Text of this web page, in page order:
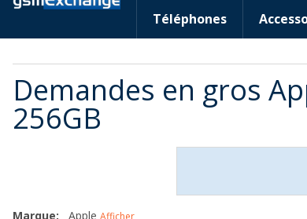
Téléphones
Demandes en gros
256GB
Marque: Apple Afficher